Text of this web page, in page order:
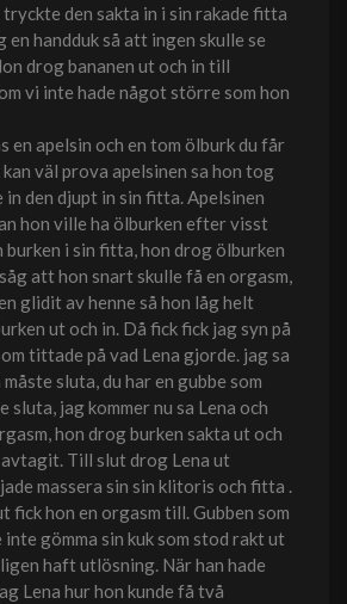
tryckte den sakta in i sin rakade fitta
en handduk så att ingen skulle se
drog bananen ut och in till
vi inte hade något större som hon
en apelsin och en tom ölburk du får
väl prova apelsinen sa hon tog
in den djupt in sin fitta. Apelsinen
hon ville ha ölburken efter visst
burken i sin fitta, hon drog ölburken
att hon snart skulle få en orgasm,
glidit av henne så hon låg helt
ut och in. Då fick fick jag syn på
tittade på vad Lena gjorde. jag sa
sluta, du har en gubbe som
sluta, jag kommer nu sa Lena och
hon drog burken sakta ut och
Till slut drog Lena ut
massera sin sin klitoris och fitta .
fick hon en orgasm till. Gubben som
gömma sin kuk som stod rakt ut
haft utlösning. När han hade
Lena hur hon kunde få två